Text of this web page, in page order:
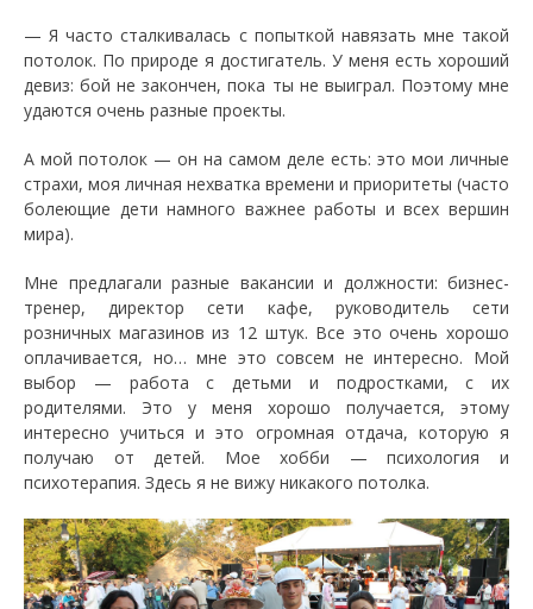
— Я часто сталкивалась с попыткой навязать мне такой
потолок. По природе я достигатель. У меня есть хороший
девиз: бой не закончен, пока ты не выиграл. Поэтому мне
удаются очень разные проекты.
А мой потолок — он на самом деле есть: это мои личные
страхи, моя личная нехватка времени и приоритеты (часто
болеющие дети намного важнее работы и всех вершин
мира).
Мне предлагали разные вакансии и должности: бизнес-
тренер, директор сети кафе, руководитель сети
розничных магазинов из 12 штук. Все это очень хорошо
оплачивается, но… мне это совсем не интересно. Мой
выбор — работа с детьми и подростками, с их
родителями. Это у меня хорошо получается, этому
интересно учиться и это огромная отдача, которую я
получаю от детей. Мое хобби — психология и
психотерапия. Здесь я не вижу никакого потолка.